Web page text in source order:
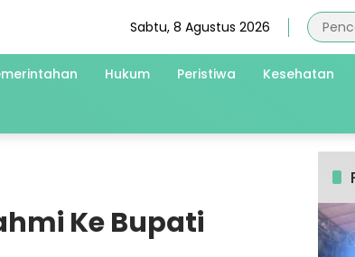
Sabtu, 8 Agustus 2026
Hukum Peristiwa Kesehatan
Ke Bupati